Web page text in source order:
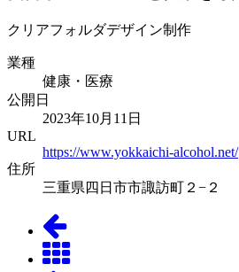
クリアフォルダデザイン制作
業種
健康・医療
公開日
2023年10月11日
URL
https://www.yokkaichi-alcohol.net/
住所
三重県四日市市諏訪町２−２